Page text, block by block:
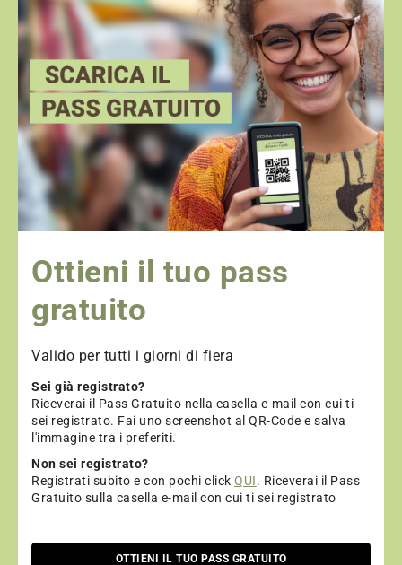
Ottieni il tuo pass
gratuito
Valido per tutti i giorni di fiera
Sei già registrato?
Riceverai il Pass Gratuito nella casella e-mail con cui ti
sei registrato. Fai uno screenshot al QR-Code e salva
l'immagine tra i preferiti.
Non sei registrato?
Registrati subito e con pochi click QUI. Riceverai il Pass
Gratuito sulla casella e-mail con cui ti sei registrato
OTTIENI IL TUO PASS GRATUITO